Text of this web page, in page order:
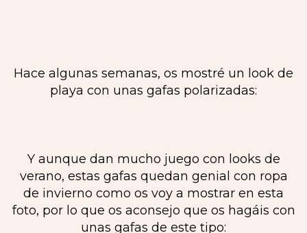
Hace algunas semanas, os mostré un look de
playa con unas gafas polarizadas:
Y aunque dan mucho juego con looks de
verano, estas gafas quedan genial con ropa
de invierno como os voy a mostrar en esta
foto, por lo que os aconsejo que os hagáis con
unas gafas de este tipo: